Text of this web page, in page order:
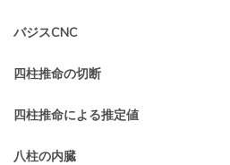
バジスCNC
四柱推命の切断
四柱推命による推定値
八柱の内臓